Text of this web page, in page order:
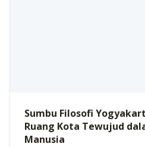
Sumbu Filosofi
Ruang Kota Tewujud
Manusia